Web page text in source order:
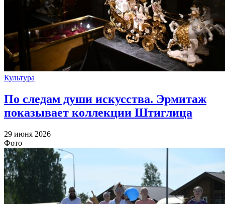
Культура
По следам души искусства. Эрмитаж
показывает коллекции Штиглица
29 июня 2026
Фото